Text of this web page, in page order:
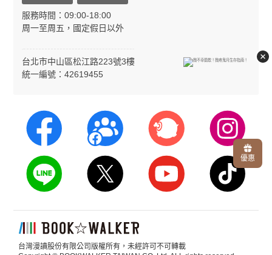
優惠
服務時間：09:00-18:00
周一至周五，國定假日以外
台北市中山區松江路223號3樓
統一編號：42619455
台灣漫讀股份有限公司版權所有，未經許可不可轉載